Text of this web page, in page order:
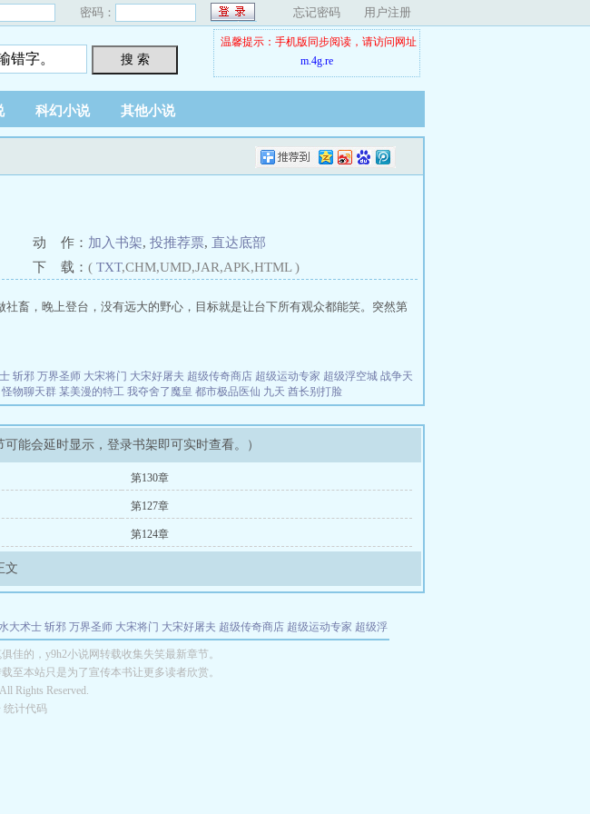
密码： 忘记密码 用户注册
搜 索
温馨提示：手机版同步阅读，请访问网址
m.4g.re
科幻小说 其他小说
动 作： 加入书架, 投推荐票, 直达底部
下 载： ( TXT,CHM,UMD,JAR,APK,HTML )
，晚上登台，没有远大的野心，目标就是让台下所有观众都能笑。突然第
斩邪 万界圣师 大宋将门 大宋好屠夫 超级传奇商店 超级运动专家 超级浮空城 战争天
怪物聊天群 某美漫的特工 我夺舍了魔皇 都市极品医仙 九天 酋长别打脸
能会延时显示，登录书架即可实时查看。）
第130章
第127章
第124章
文
大术士 斩邪 万界圣师 大宋将门 大宋好屠夫 超级传奇商店 超级运动专家 超级浮
大亨 原始大厨王 怪物聊天群 某美漫的特工
佳的，y9h2小说网转载收集失笑最新章节。
至本站只是为了宣传本书让更多读者欣赏。
Rights Reserved.
统计代码